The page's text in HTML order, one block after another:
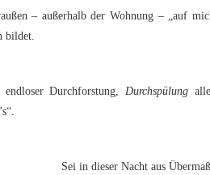
– außerhalb der Wohnung – „auf
bildet.
Durchforstung, Durchspülung
Sei in dieser Nacht aus Übermaß